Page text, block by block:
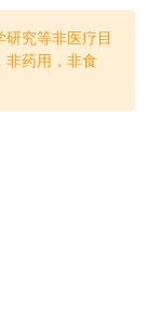
究等非医疗目
非药用，非食